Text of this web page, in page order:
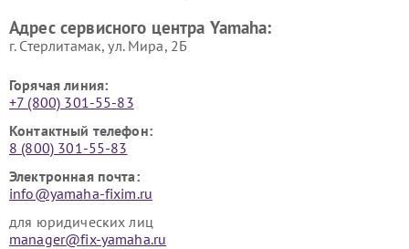
Адрес сервисного центра Yamaha:
г. Стерлитамак, ул. Мира, 2Б
Горячая линия:
+7 (800) 301-55-83
Контактный телефон:
8 (800) 301-55-83
Электронная почта:
info@yamaha-fixim.ru
для юридических лиц
manager@fix-yamaha.ru